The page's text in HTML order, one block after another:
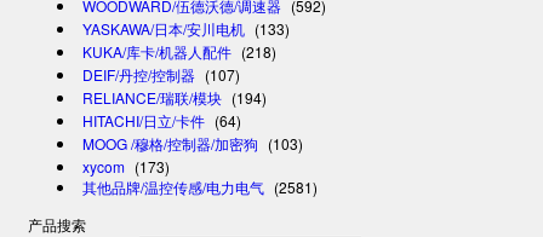
WOODWARD/伍德沃德/调速器 (592)
YASKAWA/日本/安川电机 (133)
KUKA/库卡/机器人配件 (218)
DEIF/丹控/控制器 (107)
RELIANCE/瑞联/模块 (194)
HITACHI/日立/卡件 (64)
MOOG /穆格/控制器/加密狗 (103)
xycom (173)
其他品牌/温控传感/电力电气 (2581)
产品搜索